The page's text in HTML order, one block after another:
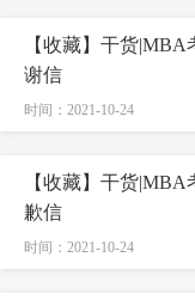
【收藏】干货
谢信
时间：2021-10-24
【收藏】干货
歉信
时间：2021-10-24